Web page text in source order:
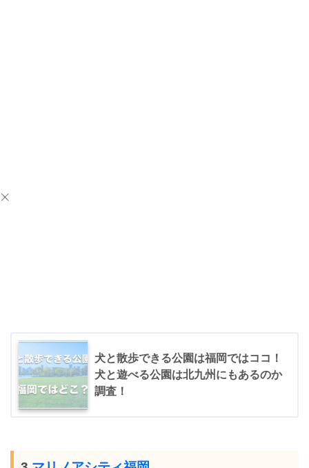
犬と散歩できる公園は福岡ではココ！
犬と遊べる公園は北九州にもあるのか
調査！